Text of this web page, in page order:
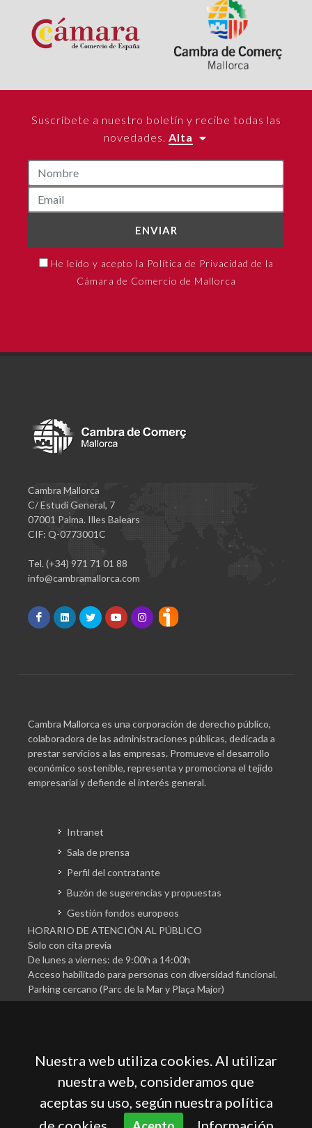
Suscríbete a nuestro boletín y recibe todas las
novedades. Alta
ENVIAR
He leído y acepto la Política de Privacidad de la
Cámara de Comercio de Mallorca
Cambra Mallorca
C/ Estudi General, 7
07001 Palma. Illes Balears
CIF: Q-0773001C
Tel. (+34) 971 71 01 88
info@cambramallorca.com
Cambra Mallorca es una corporación de derecho público,
colaboradora de las administraciones públicas, dedicada a
prestar servicios a las empresas. Promueve el desarrollo
económico sostenible, representa y promociona el tejido
empresarial y defiende el interés general.
Intranet
Sala de prensa
Perfil del contratante
Buzón de sugerencias y propuestas
Gestión fondos europeos
HORARIO DE ATENCIÓN AL PÚBLICO
Solo con cita previa
De lunes a viernes: de 9:00h a 14:00h
Acceso habilitado para personas con diversidad funcional.
Parking cercano (Parc de la Mar y Plaça Major)
Cámara Oficial de Comercio, Industria, Servicios y
Navegación de Mallorca
Nuestra web utiliza cookies. Al utilizar
nuestra web, consideramos que
aceptas su uso, según nuestra política